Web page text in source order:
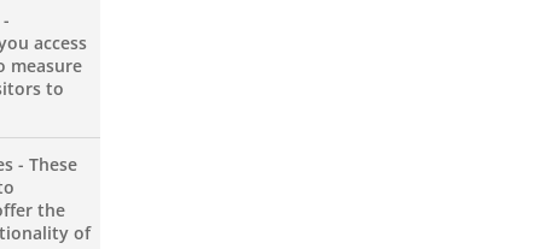
in denen Kinder unabhängig von ihrer
Mahlzeiten und Ferienprogrammen
access
measure
to
- These
the
of